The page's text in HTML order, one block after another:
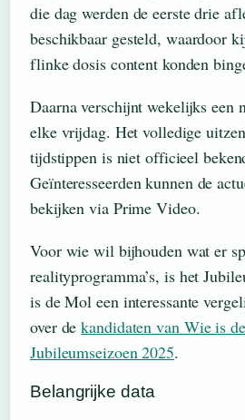
die dag werden de eerste drie
beschikbaar gesteld, waardoor
flinke dosis content konden
Daarna verschijnt wekelijks een
elke vrijdag. Het volledige
tijdstippen is niet officieel
Geïnteresseerden kunnen de
bekijken via Prime Video.
Voor wie wil bijhouden wat er
realityprogramma’s, is het
is de Mol een interessante
over dekandidaten van Wie is
Jubileumseizoen 2025.
Belangrijke data